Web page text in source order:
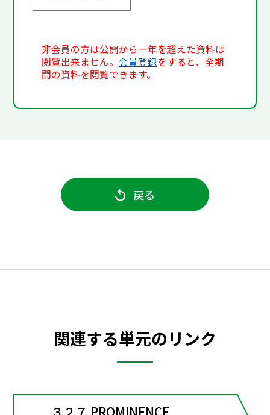
非会員の方は公開から一年を超えた資料は
閲覧出来ません。会員登録をすると、全期
間の資料を閲覧できます。
戻る
関連する単元のリンク